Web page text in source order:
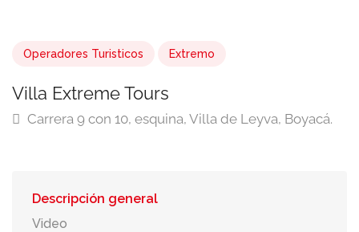
Operadores Turisticos Extremo
Villa Extreme Tours
Carrera 9 con 10, esquina, Villa de Leyva, Boyacá.
Descripción general
Video